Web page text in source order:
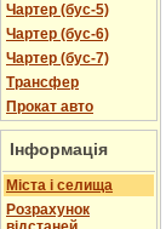
Чартер (бус-5)
Чартер (бус-6)
Чартер (бус-7)
Трансфер
Прокат авто
Інформація
Міста і селища
Розрахунок